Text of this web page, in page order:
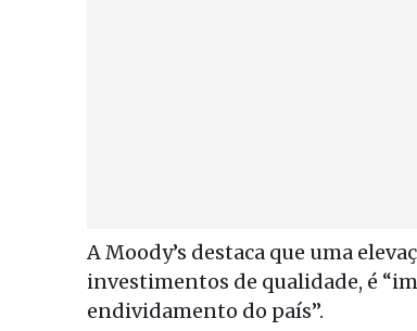
A Moody’s destaca que uma
investimentos de qualidade, é
endividamento do país”.